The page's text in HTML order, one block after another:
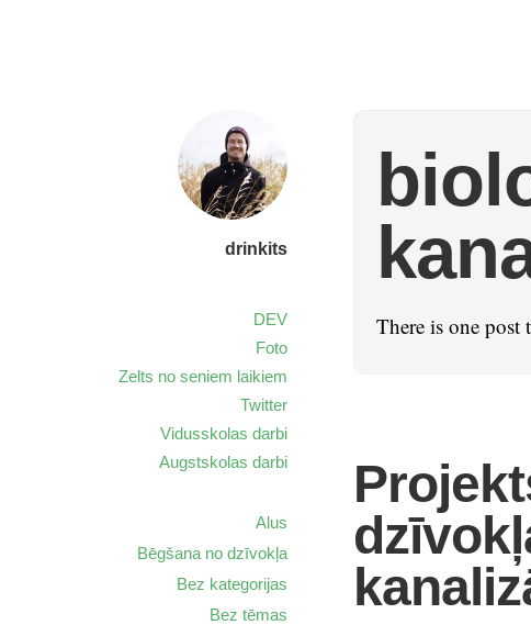
drinkits
DEV
Foto
Zelts no seniem laikiem
Twitter
Vidusskolas darbi
Augstskolas darbi
There is one post
Alus
Bēgšana no dzīvokļa
Bez kategorijas
Bez tēmas